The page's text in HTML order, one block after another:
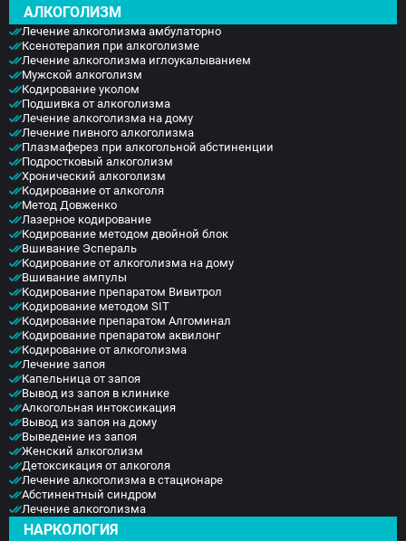
АЛКОГОЛИЗМ
Лечение алкоголизма амбулаторно
Ксенотерапия при алкоголизме
Лечение алкоголизма иглоукалыванием
Мужской алкоголизм
Кодирование уколом
Подшивка от алкоголизма
Лечение алкоголизма на дому
Лечение пивного алкоголизма
Плазмаферез при алкогольной абстиненции
Подростковый алкоголизм
Хронический алкоголизм
Кодирование от алкоголя
Метод Довженко
Лазерное кодирование
Кодирование методом двойной блок
Вшивание Эспераль
Кодирование от алкоголизма на дому
Вшивание ампулы
Кодирование препаратом Вивитрол
Кодирование методом SIT
Кодирование препаратом Алгоминал
Кодирование препаратом аквилонг
Кодирование от алкоголизма
Лечение запоя
Капельница от запоя
Вывод из запоя в клинике
Алкогольная интоксикация
Вывод из запоя на дому
Выведение из запоя
Женский алкоголизм
Детоксикация от алкоголя
Лечение алкоголизма в стационаре
Абстинентный синдром
Лечение алкоголизма
НАРКОЛОГИЯ